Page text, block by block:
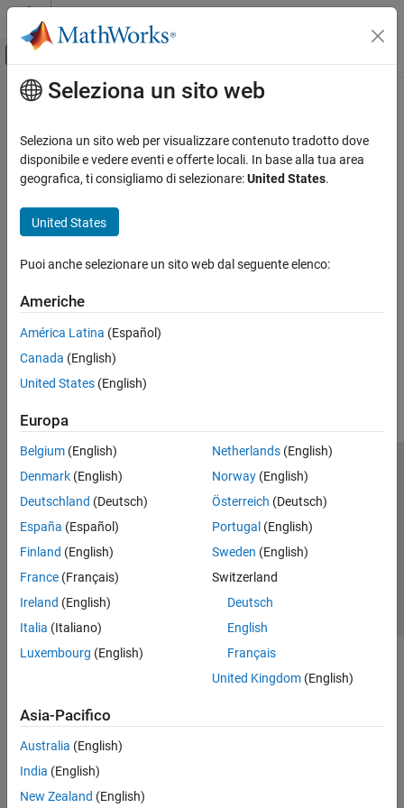
Vai al contenuto
Attiva/disattiva menu di navigazione
Pagina iniziale della documentazione
Contenuto principale
Seleziona un sito web
Seleziona un sito web per visualizzare contenuto tradotto dove
disponibile e vedere eventi e offerte locali. In base alla tua area
geografica, ti consigliamo di selezionare:United States.
United States
Puoi anche selezionare un sito web dal seguente elenco:
Americhe
América Latina (Español)
Canada (English)
United States (English)
Europa
Belgium (English)
Denmark (English)
Deutschland (Deutsch)
España (Español)
Finland (English)
France (Français)
Ireland (English)
Italia (Italiano)
Luxembourg (English)
Netherlands(English)
Norway(English)
Österreich (Deutsch)
Portugal (English)
Sweden (English)
Switzerland
Deutsch
English
Français
United Kingdom(English)
Asia-Pacifico
Australia (English)
India (English)
New Zealand (English)
Centro di fiducia
Informativa sulla privacy
Antipirateria
Stato dell'applicazione
Contatti
© 1994-2026 The MathWorks, Inc.